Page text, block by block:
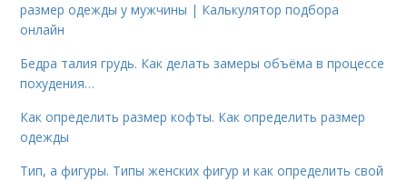
размер одежды у мужчины | Калькулятор подбора
онлайн
Бедра талия грудь. Как делать замеры объёма в процессе
похудения…
Как определить размер кофты. Как определить размер
одежды
Тип, а фигуры. Типы женских фигур и как определить свой